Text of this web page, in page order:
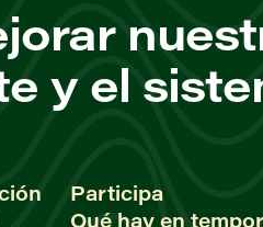
y el
Participa
Qué hay en